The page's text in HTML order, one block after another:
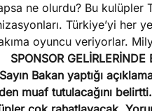
ne olurdu? Bu kulüpler
Türkiye’yi her
oyuncu veriyorlar.
SPONSOR GELİRLERİNDE
Bakan yaptığı
muaf tutulacağını